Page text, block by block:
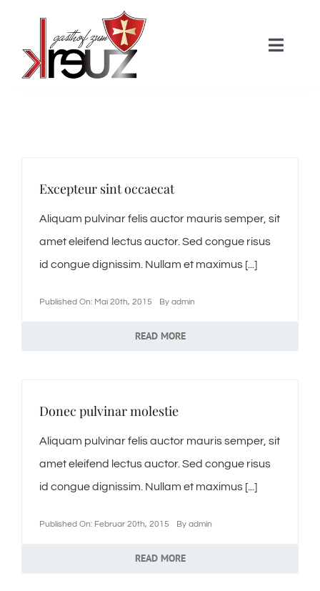
content
Toggle
Zimmer
Gastronomie
Excepteur sint occaecat
Aliquam pulvinar felis auctor mauris semper, sit
amet eleifend lectus auctor. Sed congue risus
id congue dignissim. Nullam et maximus [...]
Published On: Mai 20th, 2015 By admin
READ MORE
Donec pulvinar molestie
Aliquam pulvinar felis auctor mauris semper, sit
amet eleifend lectus auctor. Sed congue risus
id congue dignissim. Nullam et maximus [...]
Published On: Februar 20th, 2015 By admin
READ MORE